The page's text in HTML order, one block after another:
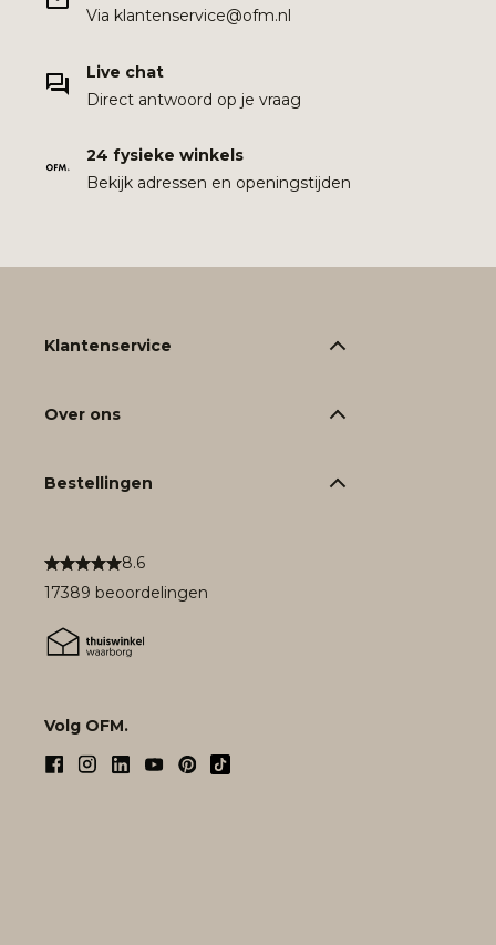
Via klantenservice@ofm.nl
Live chat
Direct antwoord op je vraag
24 fysieke winkels
Bekijk adressen en openingstijden
8.6
17389 beoordelingen
Volg OFM.
Klantenservice
Over ons
Bestellingen